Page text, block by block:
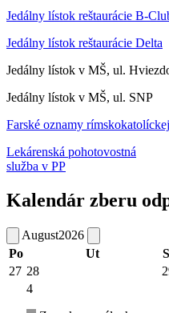
Jedálny lístok reštaurácie B-
Jedálny lístok reštaurácie Delta
Jedálny lístok v MŠ, ul.
Jedálny lístok v MŠ, ul. SNP
Farské oznamy
Lekárenská pohotovostná
služba v PP
Kalendár zberu
August2026
Po
Ut
27 28
4